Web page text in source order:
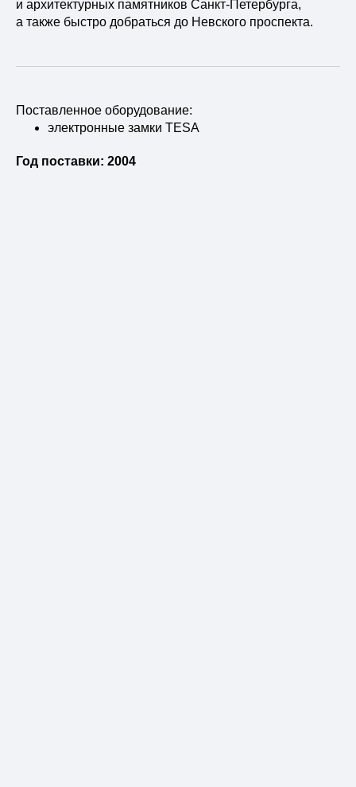
и архитектурных памятников Санкт-Петербурга,
а также быстро добраться до Невского проспекта.
Поставленное оборудование:
электронные замки TESA
Год поставки: 2004